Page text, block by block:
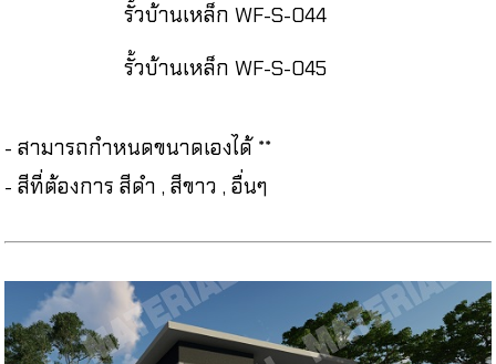
รั้วบ้านเหล็ก WF-S-044
รั้วบ้านเหล็ก WF-S-045
- สามารถกำหนดขนาดเองได้ **
- สีที่ต้องการ สีดำ , สีขาว , อื่นๆ